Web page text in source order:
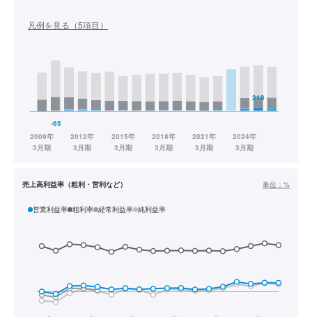
凡例を見る（5項目）
売上高利益率（粗利・営利など） 単位： %
営業利益率 粗利率 経常利益率 純利益率